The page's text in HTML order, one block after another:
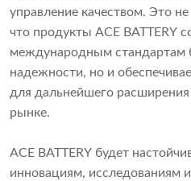
управление качеством. Это
что продукты ACE BATTERY
международным стандартам
надежности, но и
для дальнейшего
рынке.
ACE BATTERY будет
инновациям, исследованиям